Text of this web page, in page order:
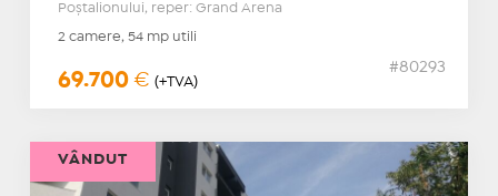
Poştalionului, reper: Grand Arena
2 camere, 54 mp utili
69.700 € (+TVA)
#80293
VÂNDUT